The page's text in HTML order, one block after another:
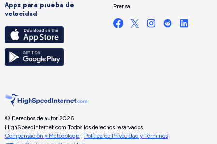
Apps para prueba de
velocidad
Prensa
© Derechos de autor 2026
HighSpeedInternet.com.Todos los derechos reservados.
Compensación y Metodología
Política de Privacidad y Términos